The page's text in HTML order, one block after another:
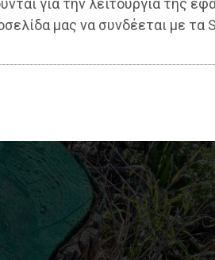
για την λειτουργία της
μας να συνδέεται με τα